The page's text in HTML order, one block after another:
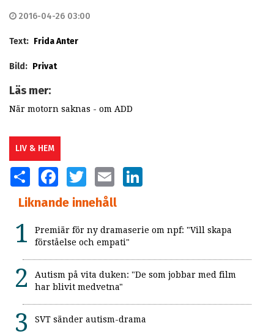
2016-04-26 03:00
Text: Frida Anter
Bild: Privat
Läs mer:
När motorn saknas - om ADD
LIV & HEM
SHARE FACEBOOKTWITTER EMAIL
Liknande innehåll
Premiär för ny dramaserie om npf: "Vill skapa
förståelse och empati"
Autism på vita duken: "De som jobbar med film
har blivit medvetna"
SVT sänder autism-drama